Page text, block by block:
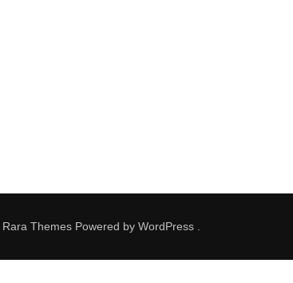
Rara Themes Powered by WordPress